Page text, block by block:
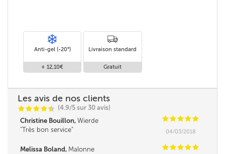
Anti-gel (-20°)
+ 12,10€
Livraison standard
Gratuit
Les avis de nos clients
CCCCi
@ (4.9/5 sur 30 avis)
Christine Bouillon, Wierde CCCCC
Très bon service
04/03/2018
Melissa Boland, Malonne CCCCC